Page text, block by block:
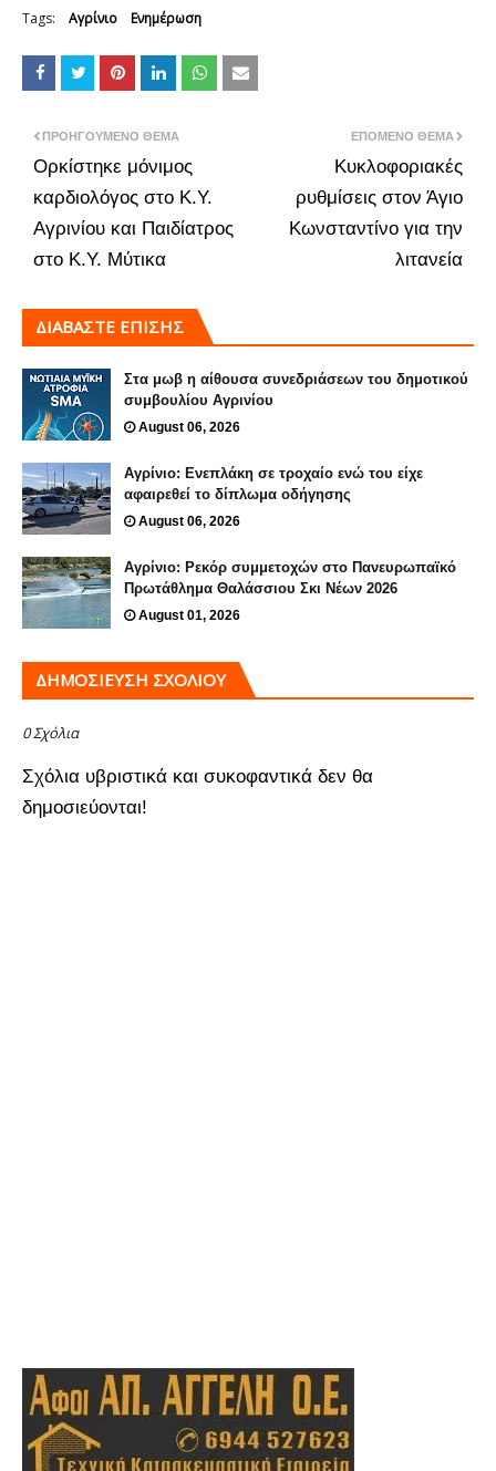
Tags: Αγρίνιο Ενημέρωση
ΕΠΌΜΕΝΟ ΘΈΜΑ
Κυκλοφοριακές
ρυθμίσεις στον Άγιο
Κωνσταντίνο για την
λιτανεία
ΠΡΟΗΓΟΎΜΕΝΟ ΘΈΜΑ
Ορκίστηκε μόνιμος
καρδιολόγος στο Κ.Υ.
Αγρινίου και Παιδίατρος
στο Κ.Υ. Μύτικα
ΔΙΑΒΑΣΤΕ ΕΠΙΣΗΣ
Στα μωβ η αίθουσα συνεδριάσεων του δημοτικού
συμβουλίου Αγρινίου
August 06, 2026
Αγρίνιο: Ενεπλάκη σε τροχαίο ενώ του είχε
αφαιρεθεί το δίπλωμα οδήγησης
August 06, 2026
Αγρίνιο: Ρεκόρ συμμετοχών στο Πανευρωπαϊκό
Πρωτάθλημα Θαλάσσιου Σκι Νέων 2026
August 01, 2026
ΔΗΜΟΣΊΕΥΣΗ ΣΧΟΛΊΟΥ
0 Σχόλια
Σχόλια υβριστικά και συκοφαντικά δεν θα
δημοσιεύονται!